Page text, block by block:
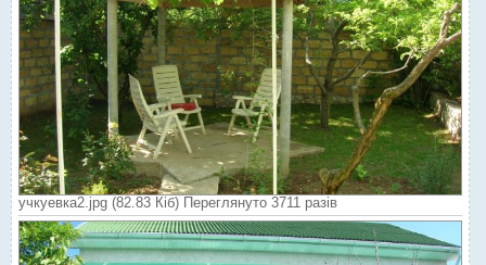
учкуевка2.jpg (82.83 Кіб) Переглянуто 3711 разів